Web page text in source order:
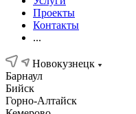
Проекты
Контакты
...
Новокузнецк
Барнаул
Бийск
Горно-Алтайск